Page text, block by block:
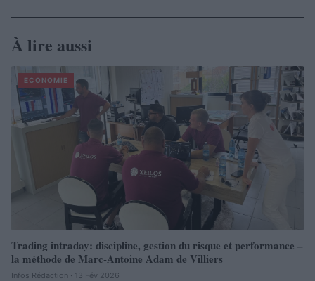
À lire aussi
ECONOMIE
Trading intraday: discipline, gestion du risque et performance –
la méthode de Marc-Antoine Adam de Villiers
Infos Rédaction · 13 Fév 2026